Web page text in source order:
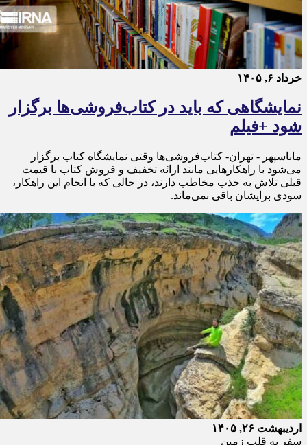
خرداد ۶, ۱۴۰۵
نمایشگاهی که باید در کتاب‌فروشی‌ها برگزار
شود +فیلم
ماناسپهر - تهران- کتاب‌فروشی‌ها وقتی نمایشگاه کتاب برگزار
می‌شود با راهکارهایی مانند ارائه تخفیف و فروش کتاب با قیمت
قبلی تلاش به جذب مخاطب دارند، در حالی که با انجام این راهکار،
سودی برایشان باقی نمی‌ماند.
اردیبهشت ۲۶, ۱۴۰۵
سفر به قلب زمین